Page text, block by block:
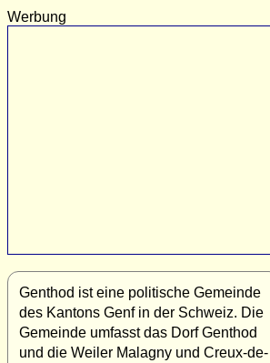
Werbung
Genthod ist eine politische Gemeinde
des Kantons Genf in der Schweiz. Die
Gemeinde umfasst das Dorf Genthod
und die Weiler Malagny und Creux-de-